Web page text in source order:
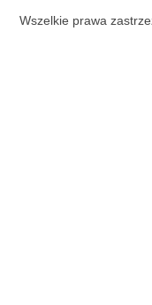
Wszelkie prawa